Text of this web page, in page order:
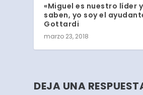
«Miguel es nuestro líder
saben, yo soy el
Gottardi
marzo 23, 2018
DEJA UNA